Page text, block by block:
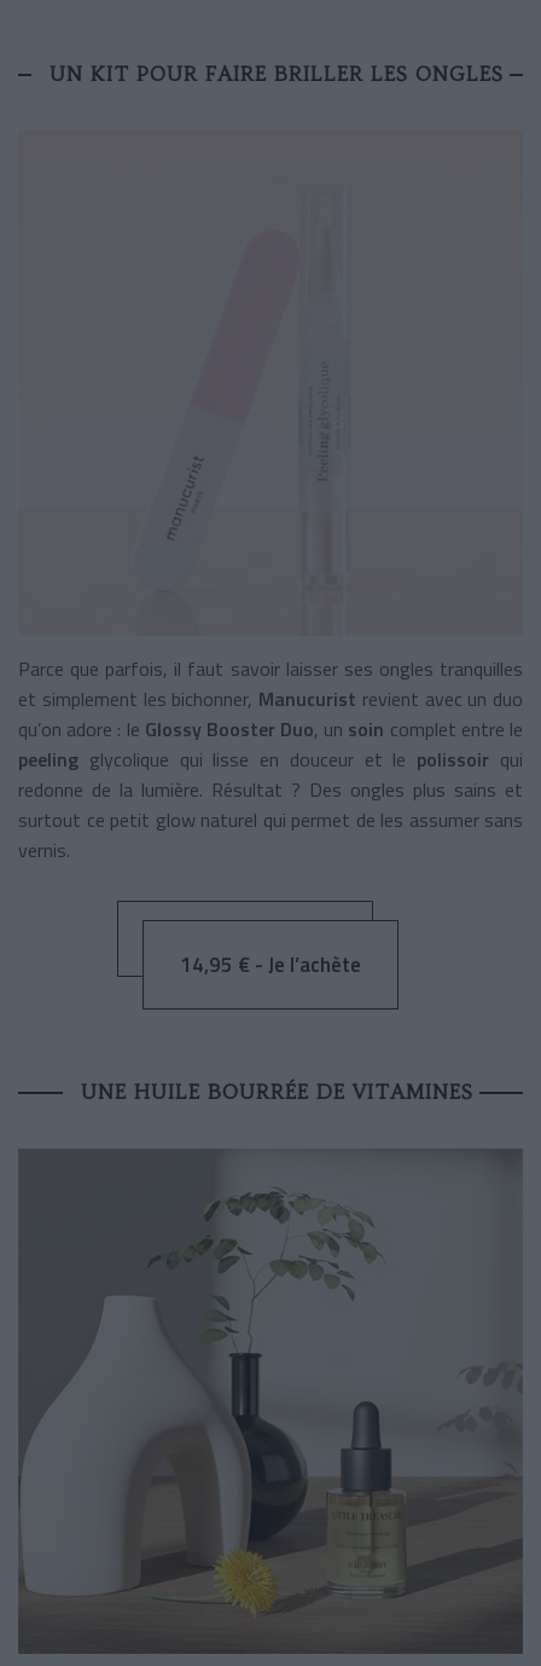
UN KIT POUR FAIRE BRILLER LES ONGLES
Parce que parfois, il faut savoir laisser ses ongles tranquilles
et simplement les bichonner, Manucurist revient avec un duo
qu’on adore : le Glossy Booster Duo, un soin complet entre le
peeling glycolique qui lisse en douceur et le polissoir qui
redonne de la lumière. Résultat ? Des ongles plus sains et
surtout ce petit glow naturel qui permet de les assumer sans
vernis.
14,95 € - Je l’achète
UNE HUILE BOURRÉE DE VITAMINES